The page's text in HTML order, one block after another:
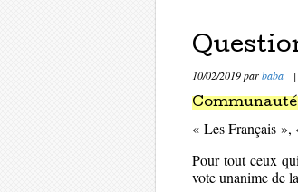
10/02/2019parbaba |
Communauté
« Les Français »,
Pour tout ceux
vote unanime de